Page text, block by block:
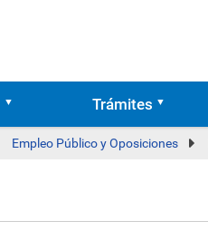
Trámites
Empleo Público y Oposiciones